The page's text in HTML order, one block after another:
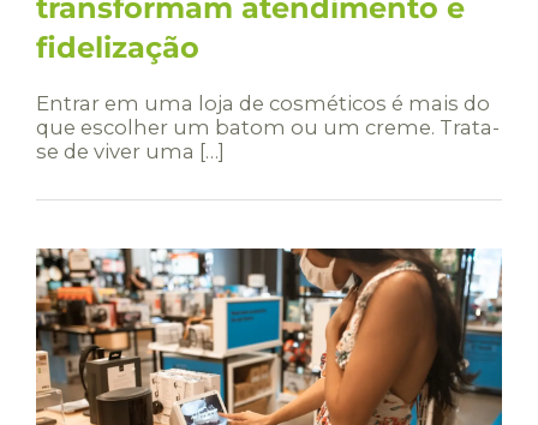
transformam atendimento e
fidelização
Entrar em uma loja de cosméticos é mais do
que escolher um batom ou um creme. Trata-
se de viver uma […]